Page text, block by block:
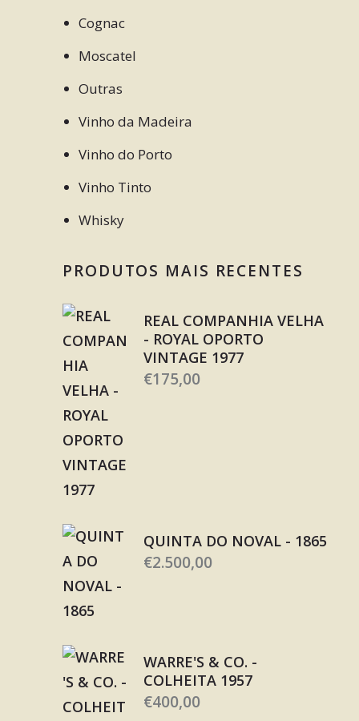
Cognac
Moscatel
Outras
Vinho da Madeira
Vinho do Porto
Vinho Tinto
Whisky
PRODUTOS MAIS RECENTES
REAL COMPANHIA VELHA
- ROYAL OPORTO
VINTAGE 1977
€175,00
QUINTA DO NOVAL - 1865
€2.500,00
WARRE'S & CO. -
COLHEITA 1957
€400,00